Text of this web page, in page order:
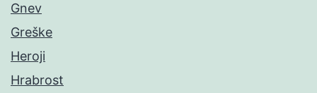
Gnev
Greške
Heroji
Hrabrost